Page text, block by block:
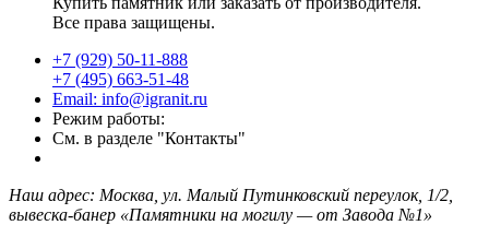
Все права защищены.
+7 (929) 50-11-888
+7 (495) 663-51-48
Email: info@igranit.ru
Режим работы:
См. в разделе "Контакты"
Наш адрес: Москва, ул. Малый Путинковский переулок, 1/2,
вывеска-банер «Памятники на могилу — от Завода №1»